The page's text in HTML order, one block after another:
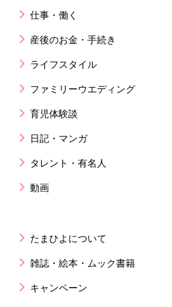
仕事・働く
産後のお金・手続き
ライフスタイル
ファミリーウエディング
育児体験談
日記・マンガ
タレント・有名人
動画
たまひよについて
雑誌・絵本・ムック書籍
キャンペーン